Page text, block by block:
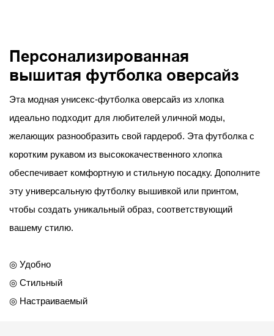
Персонализированная
вышитая футболка оверсайз
Эта модная унисекс-футболка оверсайз из хлопка
идеально подходит для любителей уличной моды,
желающих разнообразить свой гардероб. Эта футболка с
коротким рукавом из высококачественного хлопка
обеспечивает комфортную и стильную посадку. Дополните
эту универсальную футболку вышивкой или принтом,
чтобы создать уникальный образ, соответствующий
вашему стилю.
◎ Удобно
◎ Стильный
◎ Настраиваемый